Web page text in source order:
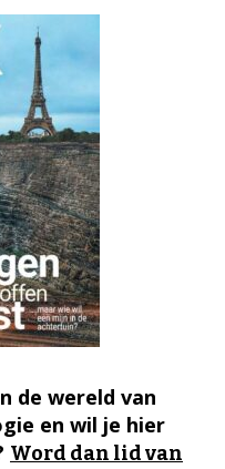
de wereld van
en wil je hier
Word dan lid van